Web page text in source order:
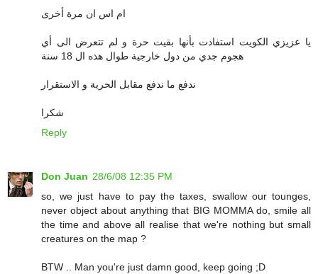
ام اس ان مرة أخرى
يا عزيزي الكويت استفادت بأنها بقيت حرة و لم تتعرض الى أي
هجوم جدي من دول خارجية طوال هذه ال 18 سنة
ندفع ما ندفع مقابل الحرية و الاستقرار
شكرا
Reply
Don Juan 28/6/08 12:35 PM
so, we just have to pay the taxes, swallow our tounges,
never object about anything that BIG MOMMA do, smile all
the time and above all realise that we're nothing but small
creatures on the map ?
BTW .. Man you're just damn good, keep going ;D